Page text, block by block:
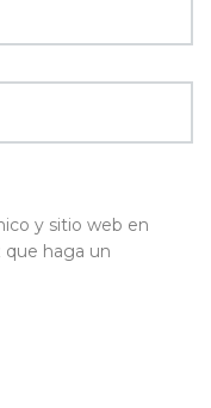
y sitio web en
que haga un